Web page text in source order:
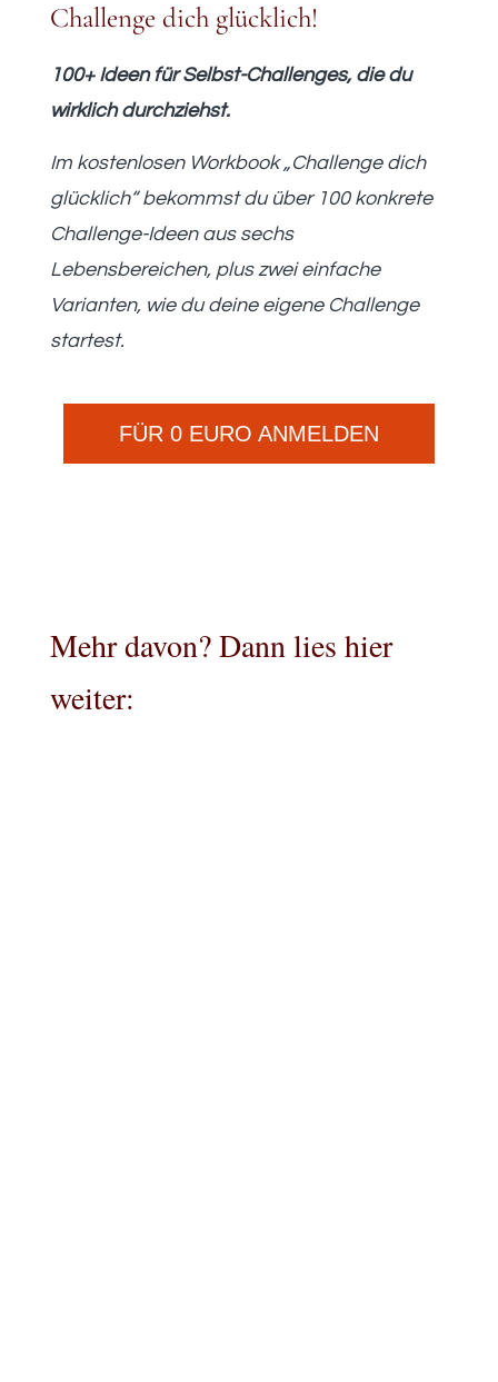
Challenge dich glücklich!
100+ Ideen für Selbst-Challenges, die du
wirklich durchziehst.
Im kostenlosen Workbook „Challenge dich
glücklich“ bekommst du über 100 konkrete
Challenge-Ideen aus sechs
Lebensbereichen, plus zwei einfache
Varianten, wie du deine eigene Challenge
startest.
FÜR 0 EURO ANMELDEN
Mehr davon? Dann lies hier
weiter: